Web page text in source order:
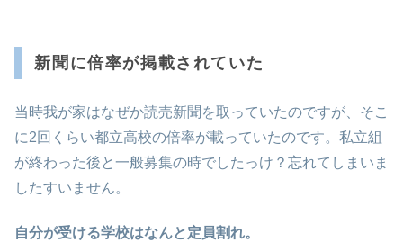
新聞に倍率が掲載されていた
当時我が家はなぜか読売新聞を取っていたのですが、そこ
に2回くらい都立高校の倍率が載っていたのです。私立組
が終わった後と一般募集の時でしたっけ？忘れてしまいま
したすいません。
自分が受ける学校はなんと定員割れ。